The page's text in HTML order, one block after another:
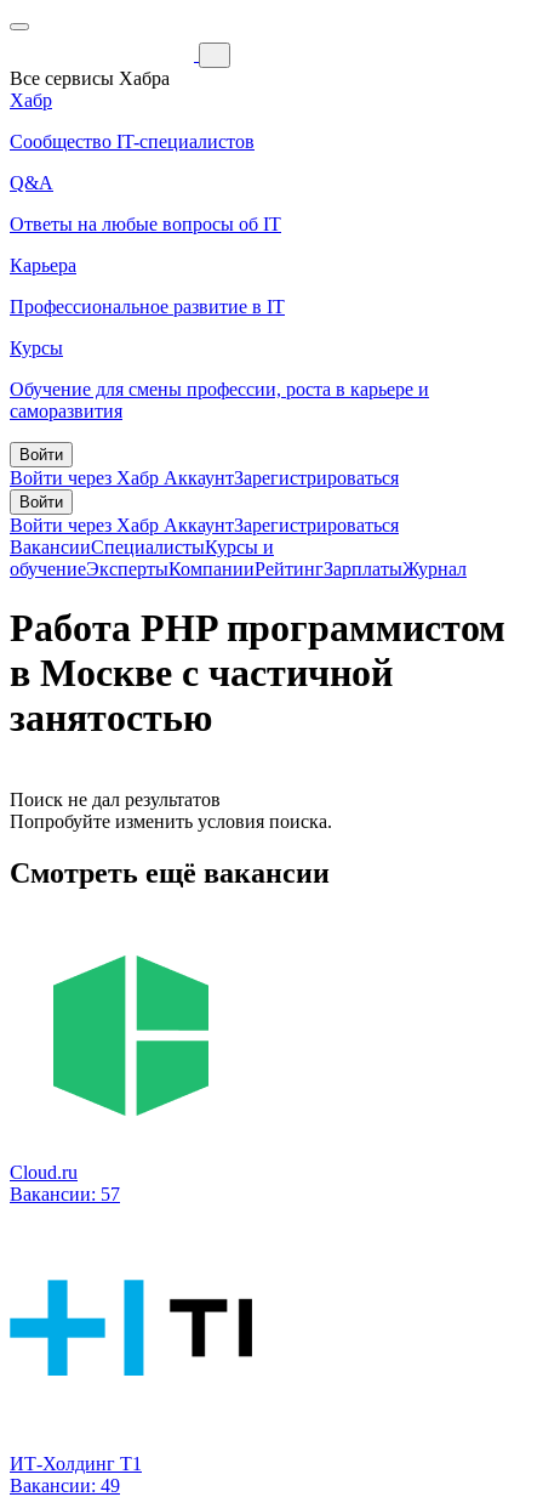
Все сервисы Хабра
Хабр
Сообщество IT-специалистов
Q&A
Ответы на любые вопросы об IT
Карьера
Профессиональное развитие в IT
Курсы
Обучение для смены профессии, роста в карьере и
саморазвития
Войти
Войти через Хабр АккаунтЗарегистрироваться
Войти
Войти через Хабр АккаунтЗарегистрироваться
ВакансииСпециалистыКурсы и
обучениеЭкспертыКомпанииРейтингЗарплатыЖурнал
Работа PHP программистом
в Москве с частичной
занятостью
Поиск не дал результатов
Попробуйте изменить условия поиска.
Смотреть ещё вакансии
Cloud.ru
Вакансии: 57
ИТ-Холдинг Т1
Вакансии: 49